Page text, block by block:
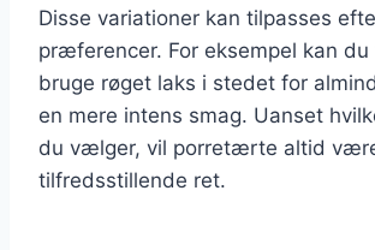
Disse variationer kan tilpasses
præferencer. For eksempel kan
bruge røget laks i stedet for
en mere intens smag. Uanset
du vælger, vil porretærte altid
tilfredsstillende ret.